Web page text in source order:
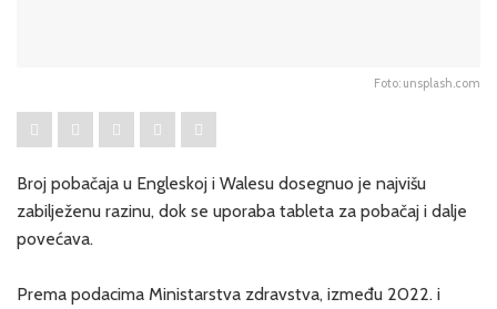
Foto: unsplash.com
Broj pobačaja u Engleskoj i Walesu dosegnuo je najvišu
zabilježenu razinu, dok se uporaba tableta za pobačaj i dalje
povećava.
Prema podacima Ministarstva zdravstva, između 2022. i